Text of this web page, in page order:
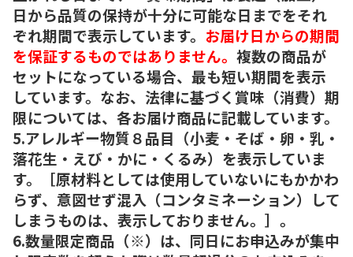
日から品質の保持が十分に可能な日までをそれ
ぞれ期間で表示しています。 お届け日からの期間
を保証するものではありません。 複数の商品が
セットになっている場合、最も短い期間を表示
しています。なお、法律に基づく賞味（消費）期
限については、各お届け商品に記載しています。
5.アレルギー物質８品目（小麦・そば・卵・乳・
落花生・えび・かに・くるみ）を表示していま
す。［原材料としては使用していないにもかかわ
らず、意図せず混入（コンタミネーション）して
しまうものは、表示しておりません。］。
6.数量限定商品（※）は、同日にお申込みが集中